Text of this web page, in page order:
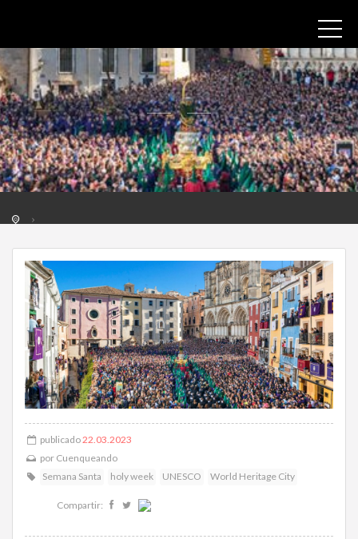
publicado22.03.2023
por Cuenqueando
Semana Santa
holy week UNESCO World Heritage City
Compartir: